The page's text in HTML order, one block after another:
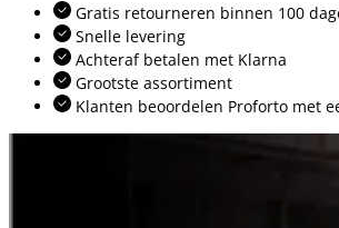
Gratis retourneren binnen 100
Snelle levering
Achteraf betalen met Klarna
Grootste assortiment
Klanten beoordelen Proforto met